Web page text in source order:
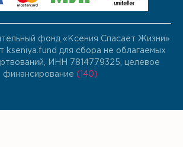
фонд «Ксения Спасает Жизни»
kseniya.fund для сбора не облагаемых
ИНН 7814779325, целевое
финансирование (140)